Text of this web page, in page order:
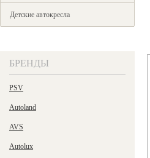
Детские автокресла
БРЕНДЫ
PSV
Autoland
AVS
Autolux